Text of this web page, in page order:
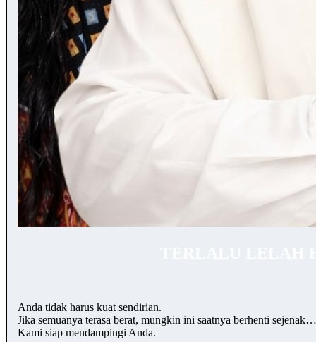
Anda tidak harus kuat sendirian.
Jika semuanya terasa berat, mungkin ini saatnya berhenti
Kami siap mendampingi Anda.